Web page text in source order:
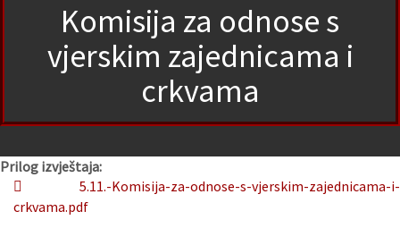
Komisija za odnose s
vjerskim zajednicama i
crkvama
Prilog izvještaja:
5.11.-Komisija-za-odnose-s-vjerskim-zajednicama-i-
crkvama.pdf